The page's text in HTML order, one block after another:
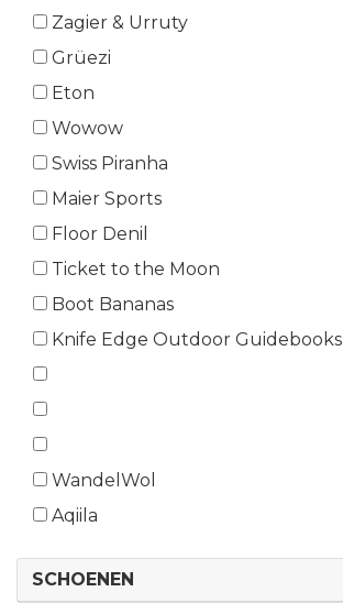
Zagier & Urruty
Grüezi
Eton
Wowow
Swiss Piranha
Maier Sports
Floor Denil
Ticket to the Moon
Boot Bananas
Knife Edge Outdoor Guidebooks
WandelWol
Aqiila
SCHOENEN